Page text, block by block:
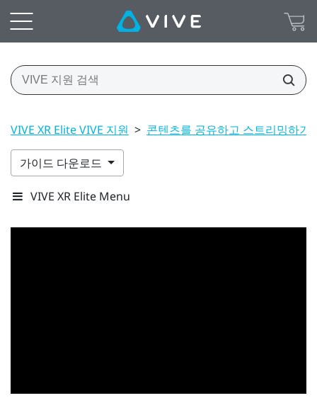
VIVE XR Elite VIVE 지원 > 콘텐츠를 공유하고 스트리밍하기
가이드 다운로드
VIVE XR Elite Menu